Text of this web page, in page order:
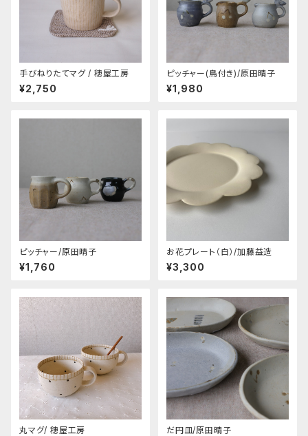
手びねりたてマグ / 穂屋工房
¥2,750
ピッチャー(鳥付き)/原田晴子
¥1,980
ピッチャー/原田晴子
¥1,760
お花プレート（白）/加藤益造
¥3,300
丸マグ/ 穂屋工房 だ円皿/原田晴子